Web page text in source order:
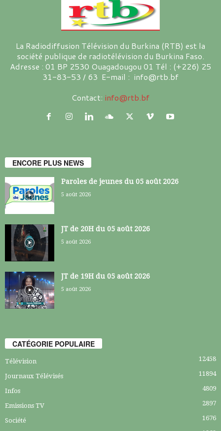
La Radiodiffusion Télévision du Burkina (RTB) est la
société publique de radiotélévision du Burkina Faso.
Adresse : 01 BP 2530 Ouagadougou 01 Tél : (+226) 25
31-83-53 / 63 E-mail : info@rtb.bf
Contact: info@rtb.bf
ENCORE PLUS NEWS
Paroles de jeunes du 05 août 2026
5 août 2026
JT de 20H du 05 août 2026
5 août 2026
JT de 19H du 05 août 2026
5 août 2026
CATÉGORIE POPULAIRE
Télévision 12458
Journaux Télévisés 11894
Infos 4809
Emissions TV 2897
Société
1676